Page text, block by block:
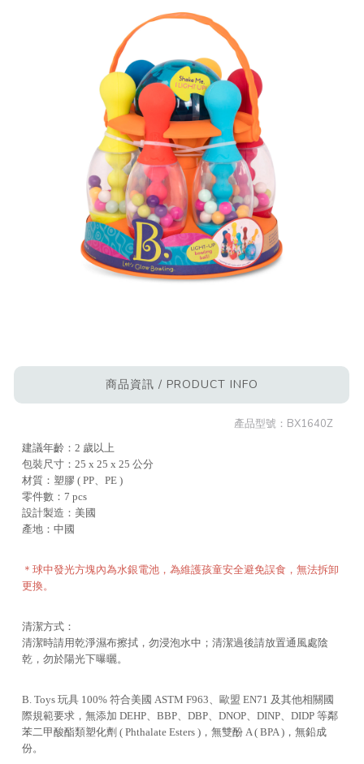
商品資訊 / PRODUCT INFO
產品型號： BX1640Z
建議年齡：2 歲以上
包裝尺寸：25 x 25 x 25 公分
材質：塑膠 ( PP、PE )
零件數：7 pcs
設計製造：美國
產地：中國
＊球中發光方塊內為水銀電池，為維護孩童安全避免誤食，無法拆卸
更換。
清潔方式：
清潔時請用乾淨濕布擦拭，勿浸泡水中；清潔過後請放置通風處陰
乾，勿於陽光下曝曬。
B. Toys 玩具 100% 符合美國 ASTM F963、歐盟 EN71 及其他相關國
際規範要求，無添加 DEHP、BBP、DBP、DNOP、DINP、DIDP 等鄰
苯二甲酸酯類塑化劑 ( Phthalate Esters )，無雙酚 A ( BPA )，無鉛成
份。